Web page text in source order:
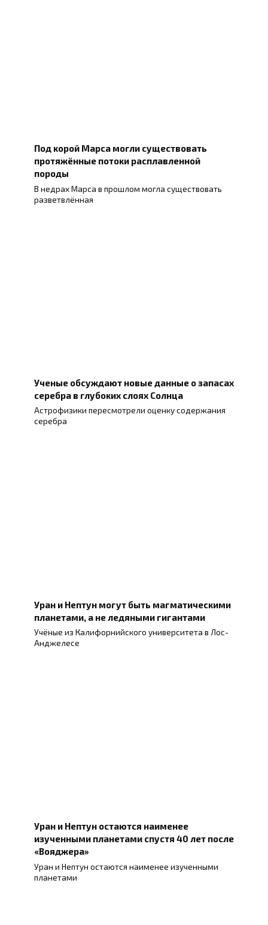
Под корой Марса могли существовать
протяжённые потоки расплавленной
породы
В недрах Марса в прошлом могла существовать
разветвлённая
Ученые обсуждают новые данные о запасах
серебра в глубоких слоях Солнца
Астрофизики пересмотрели оценку содержания
серебра
Уран и Нептун могут быть магматическими
планетами, а не ледяными гигантами
Учёные из Калифорнийского университета в Лос-
Анджелесе
Уран и Нептун остаются наименее
изученными планетами спустя 40 лет после
«Вояджера»
Уран и Нептун остаются наименее изученными
планетами